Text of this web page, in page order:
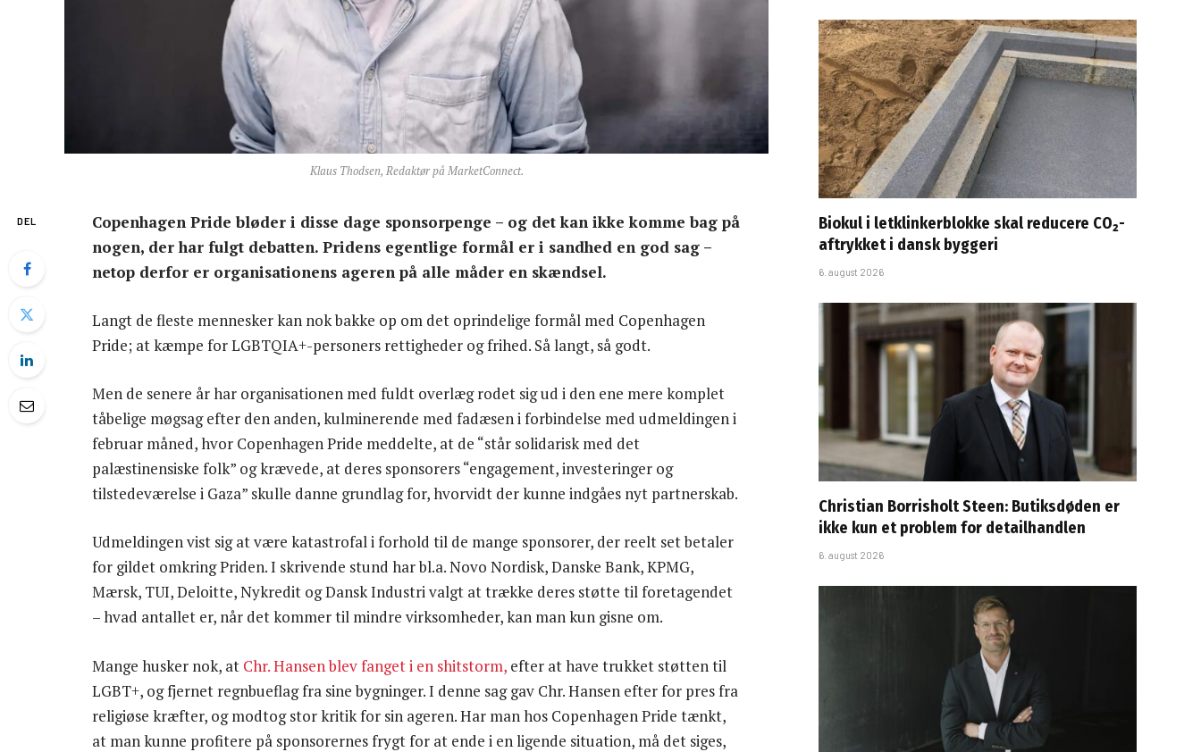
Klaus Thodsen, Redaktør på MarketConnect.
DEL
Copenhagen Pride bløder i disse dage sponsorpenge – og det kan ikke komme bag på
nogen, der har fulgt debatten. Pridens egentlige formål er i sandhed en god sag –
netop derfor er organisationens ageren på alle måder en skændsel.
Langt de fleste mennesker kan nok bakke op om det oprindelige formål med Copenhagen
Pride; at kæmpe for LGBTQIA+-personers rettigheder og frihed. Så langt, så godt.
Men de senere år har organisationen med fuldt overlæg rodet sig ud i den ene mere komplet
tåbelige møgsag efter den anden, kulminerende med fadæsen i forbindelse med udmeldingen i
februar måned, hvor Copenhagen Pride meddelte, at de “står solidarisk med det
palæstinensiske folk” og krævede, at deres sponsorers “engagement, investeringer og
tilstedeværelse i Gaza” skulle danne grundlag for, hvorvidt der kunne indgåes nyt partnerskab.
Udmeldingen vist sig at være katastrofal i forhold til de mange sponsorer, der reelt set betaler
for gildet omkring Priden. I skrivende stund har bl.a. Novo Nordisk, Danske Bank, KPMG,
Mærsk, TUI, Deloitte, Nykredit og Dansk Industri valgt at trække deres støtte til foretagendet
– hvad antallet er, når det kommer til mindre virksomheder, kan man kun gisne om.
Mange husker nok, at Chr. Hansen blev fanget i en shitstorm, efter at have trukket støtten til
LGBT+, og fjernet regnbueflag fra sine bygninger. I denne sag gav Chr. Hansen efter for pres fra
religiøse kræfter, og modtog stor kritik for sin ageren. Har man hos Copenhagen Pride tænkt,
at man kunne profitere på sponsorernes frygt for at ende i en ligende situation, må det siges,
Biokul i letklinkerblokke skal reducere CO₂-
aftrykket i dansk byggeri
6. august 2026
Christian Borrisholt Steen: Butiksdøden er
ikke kun et problem for detailhandlen
6. august 2026